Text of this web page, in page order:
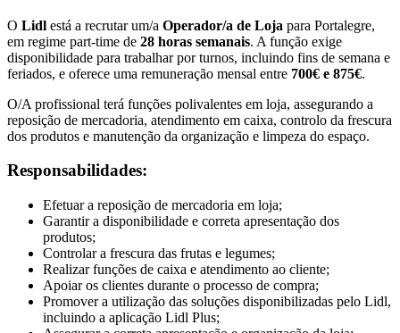
O Lidl está a recrutar um/a Operador/a de Loja para Portalegre,
em regime part-time de 28 horas semanais. A função exige
disponibilidade para trabalhar por turnos, incluindo fins de semana e
feriados, e oferece uma remuneração mensal entre 700€ e 875€.
O/A profissional terá funções polivalentes em loja, assegurando a
reposição de mercadoria, atendimento em caixa, controlo da frescura
dos produtos e manutenção da organização e limpeza do espaço.
Responsabilidades:
Efetuar a reposição de mercadoria em loja;
Garantir a disponibilidade e correta apresentação dos
produtos;
Controlar a frescura das frutas e legumes;
Realizar funções de caixa e atendimento ao cliente;
Apoiar os clientes durante o processo de compra;
Promover a utilização das soluções disponibilizadas pelo Lidl,
incluindo a aplicação Lidl Plus;